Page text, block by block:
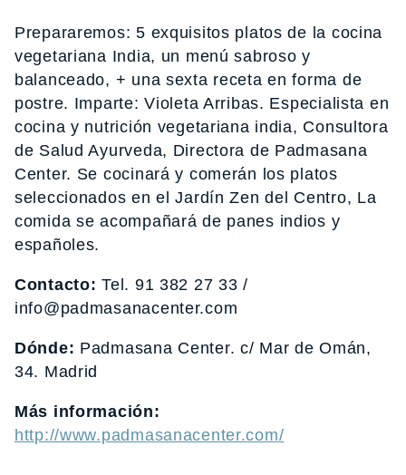
Prepararemos: 5 exquisitos platos de la cocina
vegetariana India, un menú sabroso y
balanceado, + una sexta receta en forma de
postre. Imparte: Violeta Arribas. Especialista en
cocina y nutrición vegetariana india, Consultora
de Salud Ayurveda, Directora de Padmasana
Center. Se cocinará y comerán los platos
seleccionados en el Jardín Zen del Centro, La
comida se acompañará de panes indios y
españoles.
Contacto: Tel. 91 382 27 33 /
info@padmasanacenter.com
Dónde: Padmasana Center. c/ Mar de Omán,
34. Madrid
Más información:
http://www.padmasanacenter.com/